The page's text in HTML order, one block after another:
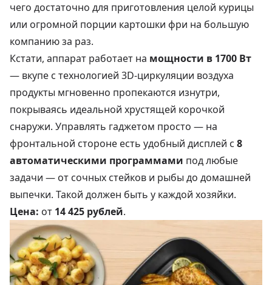
чего достаточно для приготовления целой курицы
или огромной порции картошки фри на большую
компанию за раз.
Кстати, аппарат работает на мощности в 1700 Вт
— вкупе с технологией 3D-циркуляции воздуха
продукты мгновенно пропекаются изнутри,
покрываясь идеальной хрустящей корочкой
снаружи. Управлять гаджетом просто — на
фронтальной стороне есть удобный дисплей с 8
автоматическими программами под любые
задачи — от сочных стейков и рыбы до домашней
выпечки. Такой должен быть у каждой хозяйки.
Цена: от 14 425 рублей.